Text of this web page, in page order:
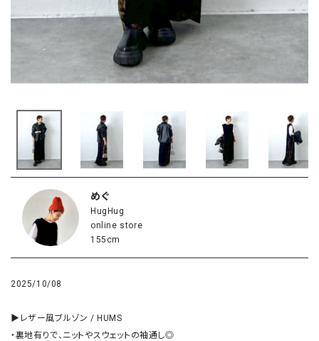
めぐ
HugHug
online store
155cm
2025/10/08
▶︎レザー風ブルゾン / HUMS
・裏地有りで、ニットやスウェットの袖通し◎